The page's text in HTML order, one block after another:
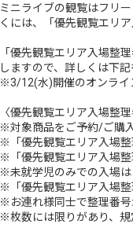
ミニライブの観覧はフリ
くには、「優先観覧エリ
「優先観覧エリア入場整
しますので、詳しくは下記
※3/12(水)開催のオンライ
〈優先観覧エリア入場整理
※対象商品をご予約/ご購
※「優先観覧エリア入場整
※「優先観覧エリア入場整
※未就学児のみでの入場は
※「優先観覧エリア入場整
※お連れ様同⼠で整理番号
※枚数には限りがあり、規